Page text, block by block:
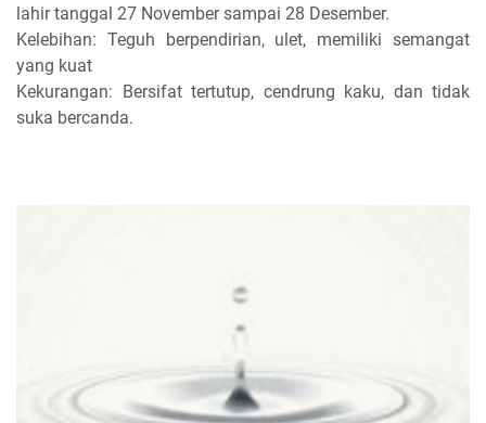
lahir tanggal 27 November sampai 28 Desember.
Kelebihan: Teguh berpendirian, ulet, memiliki semangat
yang kuat
Kekurangan: Bersifat tertutup, cendrung kaku, dan tidak
suka bercanda.